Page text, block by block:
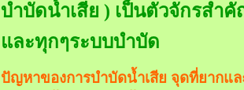
บำบัดน้ำเสีย ) เป็นตัวจักรสำ
และทุกๆระบบบำบัด
ปัญหาของการบำบัดน้ำเสีย จุดที่ยาก